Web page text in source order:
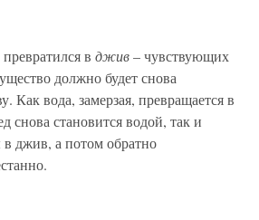
в джив– чувствующих
должно будет снова
Как вода, замерзая, превращается в
снова становится водой, так и
джив, а потом обратно